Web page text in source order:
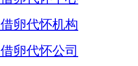
卵代怀机构
卵代怀公司